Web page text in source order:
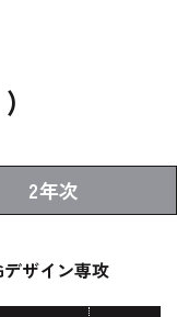
)
2年次
デザイン専攻